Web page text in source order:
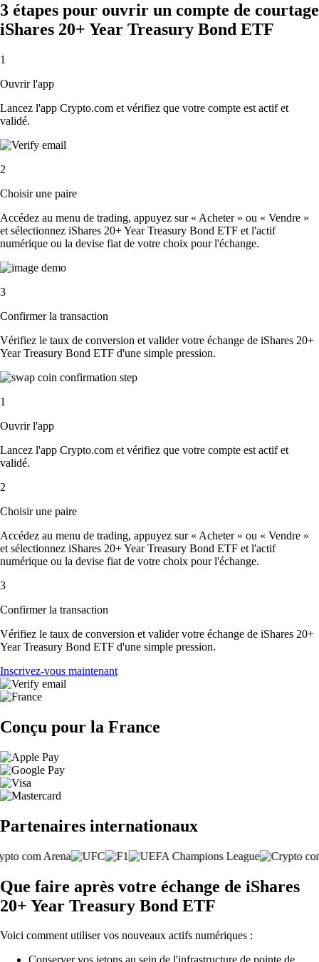
3 étapes pour ouvrir un compte de courtage
iShares 20+ Year Treasury Bond ETF
1
Ouvrir l'app
Lancez l'app Crypto.com et vérifiez que votre compte est actif et
validé.
2
Choisir une paire
Accédez au menu de trading, appuyez sur « Acheter » ou « Vendre »
et sélectionnez iShares 20+ Year Treasury Bond ETF et l'actif
numérique ou la devise fiat de votre choix pour l'échange.
3
Confirmer la transaction
Vérifiez le taux de conversion et valider votre échange de iShares 20+
Year Treasury Bond ETF d'une simple pression.
1
Ouvrir l'app
Lancez l'app Crypto.com et vérifiez que votre compte est actif et
validé.
2
Choisir une paire
Accédez au menu de trading, appuyez sur « Acheter » ou « Vendre »
et sélectionnez iShares 20+ Year Treasury Bond ETF et l'actif
numérique ou la devise fiat de votre choix pour l'échange.
3
Confirmer la transaction
Vérifiez le taux de conversion et valider votre échange de iShares 20+
Year Treasury Bond ETF d'une simple pression.
Inscrivez-vous maintenant
Conçu pour la France
Partenaires internationaux
Que faire après votre échange de iShares
20+ Year Treasury Bond ETF
Voici comment utiliser vos nouveaux actifs numériques :